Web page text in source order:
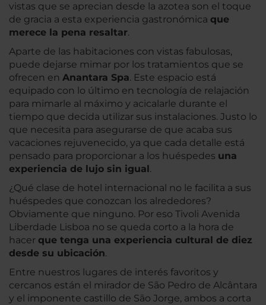
vistas que se aprecian desde la azotea son el toque
de gracia a esta experiencia gastronómica que
merece la pena resaltar.
Aparte de las habitaciones con vistas fabulosas,
puede dejarse mimar por los tratamientos que se
ofrecen en Anantara Spa. Este espacio está
equipado con lo último en tecnología de relajación
para mimarle al máximo y acicalarle durante el
tiempo que decida utilizar sus instalaciones. Justo lo
que necesita para asegurarse de que acaba sus
vacaciones rejuvenecido, ya que cada detalle está
pensado para proporcionar a los huéspedes una
experiencia de lujo sin igual.
¿Qué clase de hotel internacional no le facilita a sus
huéspedes que conozcan los alrededores?
Obviamente que ninguno. Por eso Tivoli Avenida
Liberdade Lisboa no se queda corto a la hora de
hacer que tenga una experiencia cultural de diez
desde su ubicación.
Entre nuestros lugares de interés favoritos y
cercanos están el mirador de São Pedro de Alcântara
y el imponente castillo de São Jorge, ambos a corta